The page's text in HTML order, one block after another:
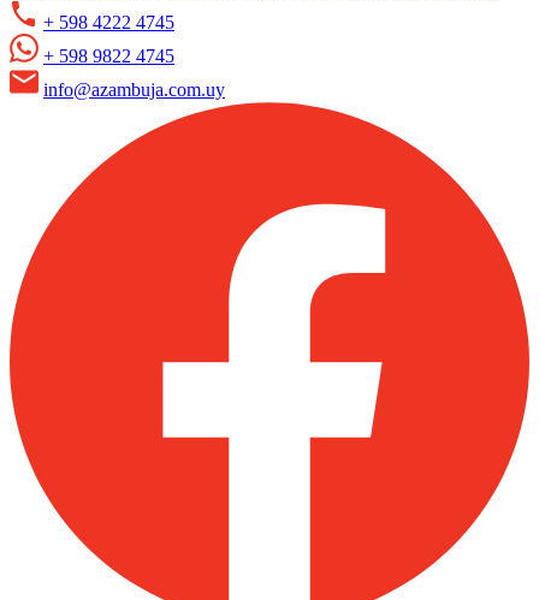
+ 598 4222 4745
+ 598 9822 4745
info@azambuja.com.uy